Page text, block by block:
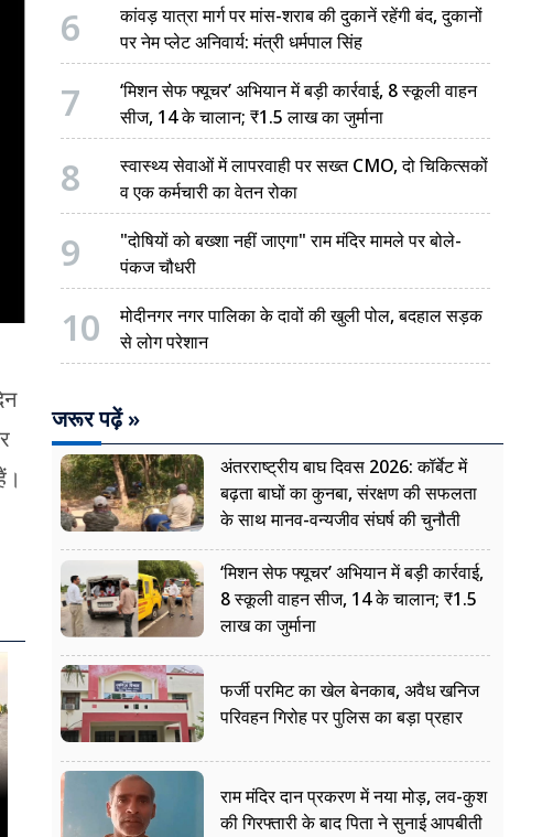
6
कांवड़ यात्रा मार्ग पर मांस-शराब की दुकानें रहेंगी बंद, दुकानों
पर नेम प्लेट अनिवार्य: मंत्री धर्मपाल सिंह
7
‘मिशन सेफ फ्यूचर’ अभियान में बड़ी कार्रवाई, 8 स्कूली वाहन
सीज, 14 के चालान; ₹1.5 लाख का जुर्माना
8
स्वास्थ्य सेवाओं में लापरवाही पर सख्त CMO, दो चिकित्सकों
व एक कर्मचारी का वेतन रोका
9
"दोषियों को बख्शा नहीं जाएगा" राम मंदिर मामले पर बोले-
पंकज चौधरी
10
मोदीनगर नगर पालिका के दावों की खुली पोल, बदहाल सड़क
से लोग परेशान
जरूर पढ़ें »
अंतरराष्ट्रीय बाघ दिवस 2026: कॉर्बेट में
बढ़ता बाघों का कुनबा, संरक्षण की सफलता
के साथ मानव-वन्यजीव संघर्ष की चुनौती
‘मिशन सेफ फ्यूचर’ अभियान में बड़ी कार्रवाई,
8 स्कूली वाहन सीज, 14 के चालान; ₹1.5
लाख का जुर्माना
फर्जी परमिट का खेल बेनकाब, अवैध खनिज
परिवहन गिरोह पर पुलिस का बड़ा प्रहार
राम मंदिर दान प्रकरण में नया मोड़, लव-कुश
की गिरफ्तारी के बाद पिता ने सुनाई आपबीती